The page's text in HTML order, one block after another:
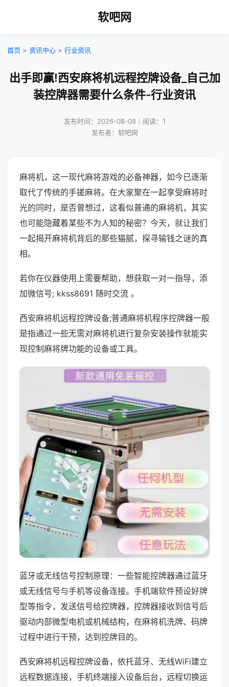
软吧网
首页 > 资讯中心 > 行业资讯
出手即赢!西安麻将机远程控牌设备_自己加
装控牌器需要什么条件-行业资讯
发布时间：2026-08-08｜阅读：1
发布者：软吧网
麻将机，这一现代麻将游戏的必备神器，如今已逐渐
取代了传统的手搓麻将。在大家聚在一起享受麻将时
光的同时，是否曾想过，这看似普通的麻将机，其实
也可能隐藏着某些不为人知的秘密？今天，就让我们
一起揭开麻将机背后的那些猫腻，探寻输钱之谜的真
相。
若你在仪器使用上需要帮助，想获取一对一指导，添
加微信号; kkss8691 随时交流 。
西安麻将机远程控牌设备;普通麻将机程序控牌器一般
是指通过一些无需对麻将机进行复杂安装操作就能实
现控制麻将牌功能的设备或工具。
蓝牙或无线信号控制原理：一些智能控牌器通过蓝牙
或无线信号与手机等设备连接。手机端软件预设好牌
型等指令，发送信号给控牌器，控牌器接收到信号后
驱动内部微型电机或机械结构，在麻将机洗牌、码牌
过程中进行干预，达到控牌目的。
西安麻将机远程控牌设备，依托蓝牙、无线WiFi建立
远程数据连接，手机终端接入设备后台，远程切换运